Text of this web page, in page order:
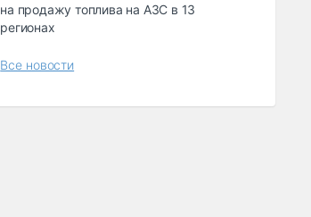
на продажу топлива на АЗС в 13
регионах
Все новости